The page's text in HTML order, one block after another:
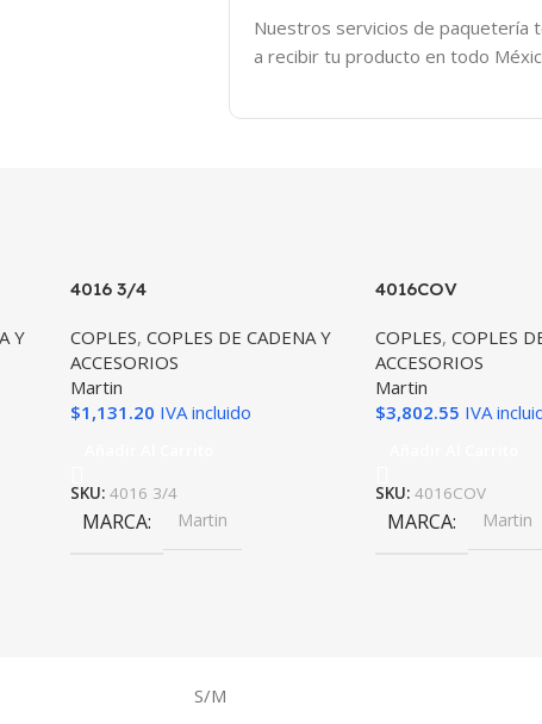
Nuestros servicios de paquetería
a recibir tu producto en todo
Y
4016 3/4
COPLES, COPLES DE CADENA Y
ACCESORIOS
Martin
$1,131.20 IVA incluido
SKU: 4016 3/4
MARCA Martin
4016COV
COPLES,COPLES
ACCESORIOS
Martin
$3,802.55 IVA
SKU:4016COV
MARCA Martin
S/M